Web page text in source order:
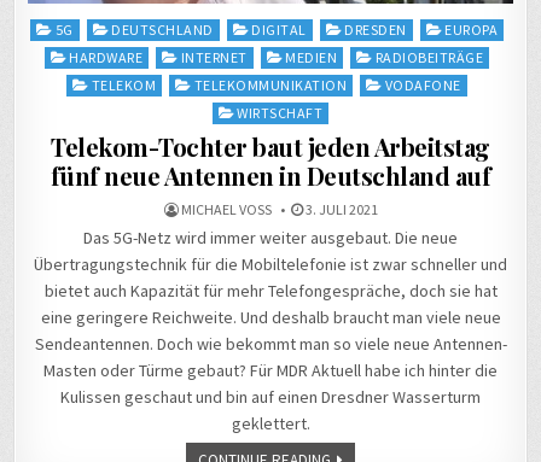
Posted
5G DEUTSCHLAND DIGITAL DRESDEN
EUROPA
HARDWARE
INTERNET MEDIEN
RADIOBEITRÄGE
TELEKOM
TELEKOMMUNIKATION
VODAFONE
WIRTSCHAFT
Telekom-Tochter baut jeden Arbeitstag
fünf neue Antennen in Deutschland auf
MICHAEL VOSS 3. JULI 2021
Das 5G-Netz wird immer weiter ausgebaut. Die neue
Übertragungstechnik für die Mobiltelefonie ist zwar schneller und
bietet auch Kapazität für mehr Telefongespräche, doch sie hat
eine geringere Reichweite. Und deshalb braucht man viele neue
Sendeantennen. Doch wie bekommt man so viele neue Antennen-
Masten oder Türme gebaut? Für MDR Aktuell habe ich hinter die
Kulissen geschaut und bin auf einen Dresdner Wasserturm
geklettert.